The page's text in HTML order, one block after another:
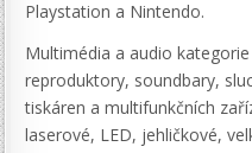
Playstation a Nintendo.
Multimédia a audio
reproduktory, soundbary,
tiskáren a multifunkčních
laserové, LED, jehličkové,